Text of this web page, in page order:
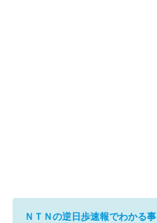
ＮＴＮの逆日歩速報でわかる事